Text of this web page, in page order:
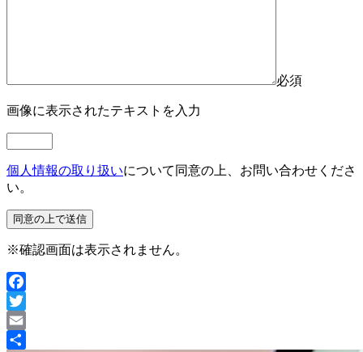
必須
画像に表示されたテキストを入力
個人情報の取り扱いについて同意の上、お問い合わせくださ
い。
※確認画面は表示されません。
Facebook
Twitter
Email